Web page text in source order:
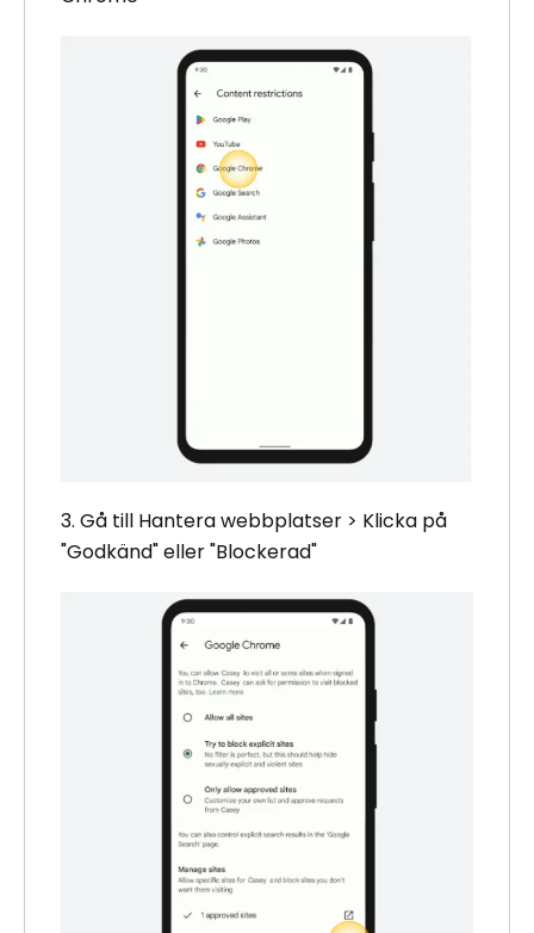
3. Gå till Hantera webbplatser > Klicka på
"Godkänd" eller "Blockerad"